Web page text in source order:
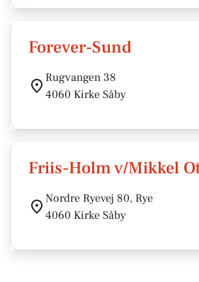
Forever-Sund
Rugvangen 38
4060 Kirke Såby
Friis-Holm v/Mikkel
Nordre Ryevej 80, Rye
4060 Kirke Såby